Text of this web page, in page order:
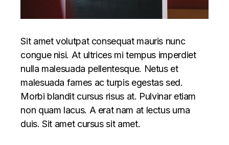
Sit amet volutpat consequat mauris nunc
congue nisi. At ultrices mi tempus imperdiet
nulla malesuada pellentesque. Netus et
malesuada fames ac turpis egestas sed.
Morbi blandit cursus risus at. Pulvinar etiam
non quam lacus. A erat nam at lectus urna
duis. Sit amet cursus sit amet.